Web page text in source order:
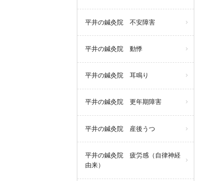
平井の鍼灸院 不安障害
平井の鍼灸院 動悸
平井の鍼灸院 耳鳴り
平井の鍼灸院 更年期障害
平井の鍼灸院 産後うつ
平井の鍼灸院 疲労感（自律神経
由来）